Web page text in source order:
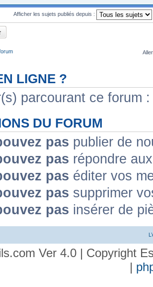
Afficher les sujets publiés depuis :
LIGNE ?
parcourant ce forum
DU FORUM
pas publier de
pas répondre
pas éditer vos
pas supprimer
pas insérer de
Ver 4.0 | Copyright
|